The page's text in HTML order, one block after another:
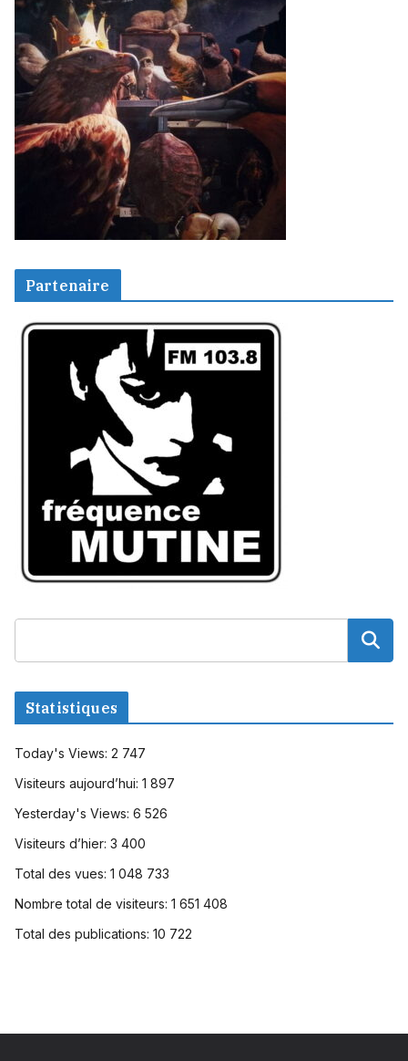
Partenaire
Statistiques
Today's Views: 2 747
Visiteurs aujourd’hui: 1 897
Yesterday's Views: 6 526
Visiteurs d’hier: 3 400
Total des vues: 1 048 733
Nombre total de visiteurs: 1 651 408
Total des publications: 10 722